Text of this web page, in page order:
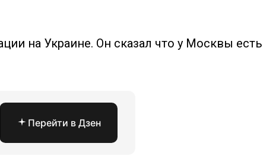
на Украине. Он сказал что у Москвы есть
Перейти в Дзен